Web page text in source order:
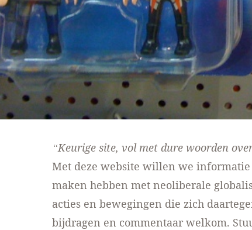
“Keurige site, vol met dure woorden
Met deze website willen we
maken hebben met neoliberale
acties en bewegingen die zich
bijdragen en commentaar welkom.